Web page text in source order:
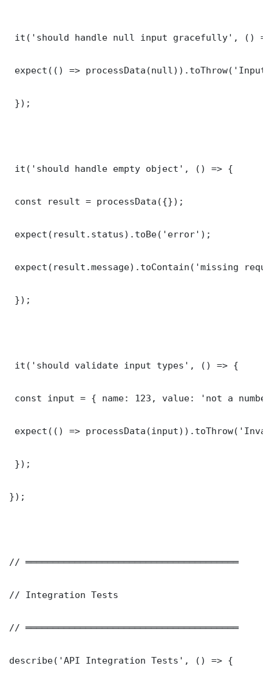
it('should handle null input gracefully', ()
expect(() =>
});
it('should handle empty object', () => {
const result = processData({});
expect(result.status).toBe('error');
expect(result.message).toContain('missing
});
it('should validate input types', () => {
const input = { name: 123, value: 'not a
expect(() =>
});
});
// ═══════════════════════════════════════
// Integration Tests
// ═══════════════════════════════════════
describe('API Integration Tests', () => {